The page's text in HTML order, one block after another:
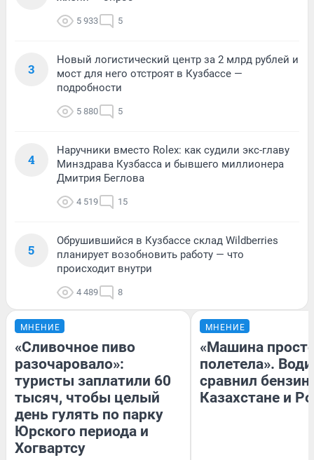
5 933 5
3
Новый логистический центр за 2 млрд рублей и
мост для него отстроят в Кузбассе —
подробности
5 880 5
4
Наручники вместо Rolex: как судили экс-главу
Минздрава Кузбасса и бывшего миллионера
Дмитрия Беглова
4 519 15
5
Обрушившийся в Кузбассе склад Wildberries
планирует возобновить работу — что
происходит внутри
4 489 8
МНЕНИЕ
«Сливочное пиво
разочаровало»:
туристы заплатили 60
тысяч, чтобы целый
день гулять по парку
Юрского периода и
Хогвартсу
МНЕНИЕ
«Машина
полетела».
сравнил бензин
Казахстане и